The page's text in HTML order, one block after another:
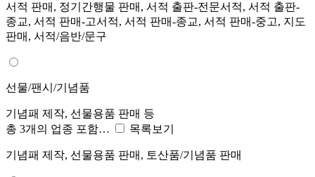
서적 판매, 정기간행물 판매, 서적 출판-전문서적, 서적 출판-
종교, 서적 판매-고서적, 서적 판매-종교, 서적 판매-중고, 지도
판매, 서적/음반/문구
선물/팬시/기념품
기념패 제작, 선물용품 판매 등
총 3개의 업종 포함…
목록보기
기념패 제작, 선물용품 판매, 토산품/기념품 판매